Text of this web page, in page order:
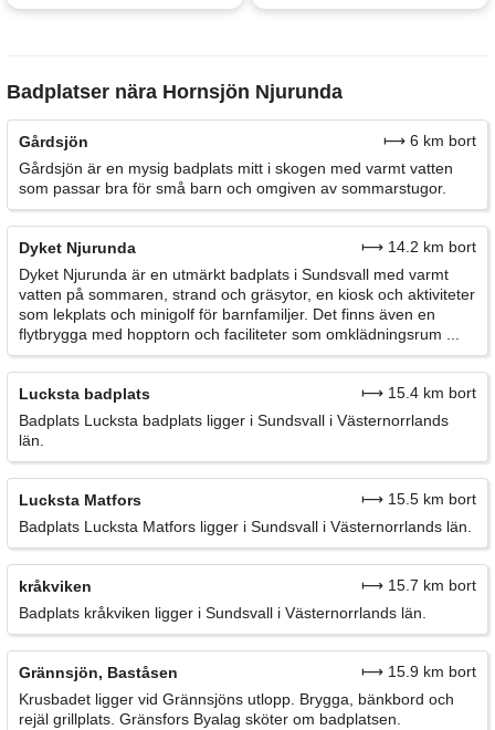
Badplatser nära Hornsjön Njurunda
Gårdsjön
⟼ 6 km bort
Gårdsjön är en mysig badplats mitt i skogen med varmt vatten
som passar bra för små barn och omgiven av sommarstugor.
Dyket Njurunda
⟼ 14.2 km bort
Dyket Njurunda är en utmärkt badplats i Sundsvall med varmt
vatten på sommaren, strand och gräsytor, en kiosk och aktiviteter
som lekplats och minigolf för barnfamiljer. Det finns även en
flytbrygga med hopptorn och faciliteter som omklädningsrum ...
Lucksta badplats
⟼ 15.4 km bort
Badplats Lucksta badplats ligger i Sundsvall i Västernorrlands
län.
Lucksta Matfors
⟼ 15.5 km bort
Badplats Lucksta Matfors ligger i Sundsvall i Västernorrlands län.
kråkviken
⟼ 15.7 km bort
Badplats kråkviken ligger i Sundsvall i Västernorrlands län.
Grännsjön, Baståsen
⟼ 15.9 km bort
Krusbadet ligger vid Grännsjöns utlopp. Brygga, bänkbord och
rejäl grillplats. Gränsfors Byalag sköter om badplatsen.